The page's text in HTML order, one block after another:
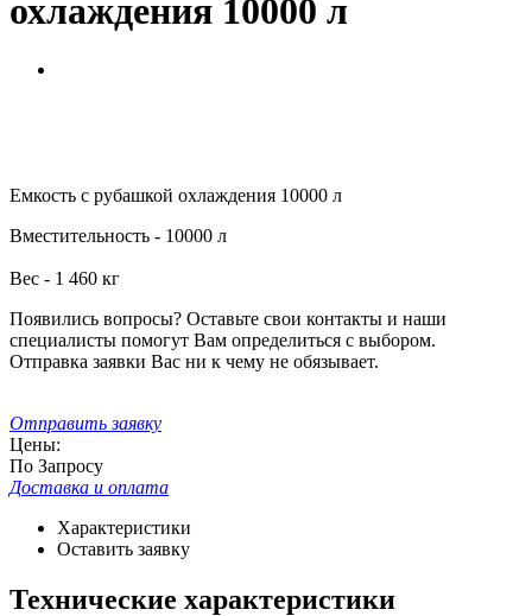
охлаждения 10000 л
Емкость с рубашкой охлаждения 10000 л
Вместительность - 10000 л
Вес - 1 460 кг
Появились вопросы? Оставьте свои контакты и наши
специалисты помогут Вам определиться с выбором.
Отправка заявки Вас ни к чему не обязывает.
Отправить заявку
Цены:
По Запросу
Доставка и оплата
Характеристики
Оставить заявку
Технические характеристики